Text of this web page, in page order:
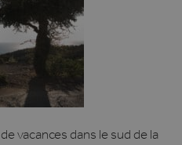
vacances dans le sud de la